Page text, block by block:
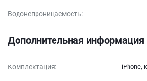
Водонепроницаемость:
Дополнительная информация
Комплектация: iPhone,